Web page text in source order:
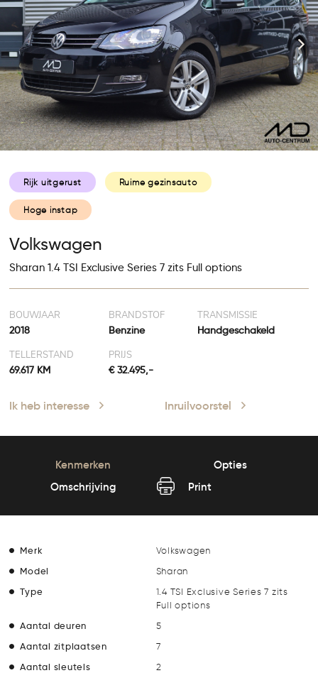
Rijk uitgerust Ruime gezinsauto
Hoge instap
Volkswagen
Sharan 1.4 TSI Exclusive Series 7 zits Full options
BOUWJAAR
2018
BRANDSTOF
Benzine
TRANSMISSIE
Handgeschakeld
TELLERSTAND
69.617 KM
PRIJS
€ 32.495,-
Ik heb interesse Inruilvoorstel
Kenmerken
Opties
Omschrijving
Print
Merk Volkswagen
Model Sharan
Type
1.4 TSI Exclusive Series 7 zits
Full options
Aantal deuren 5
Aantal zitplaatsen 7
Aantal sleutels 2